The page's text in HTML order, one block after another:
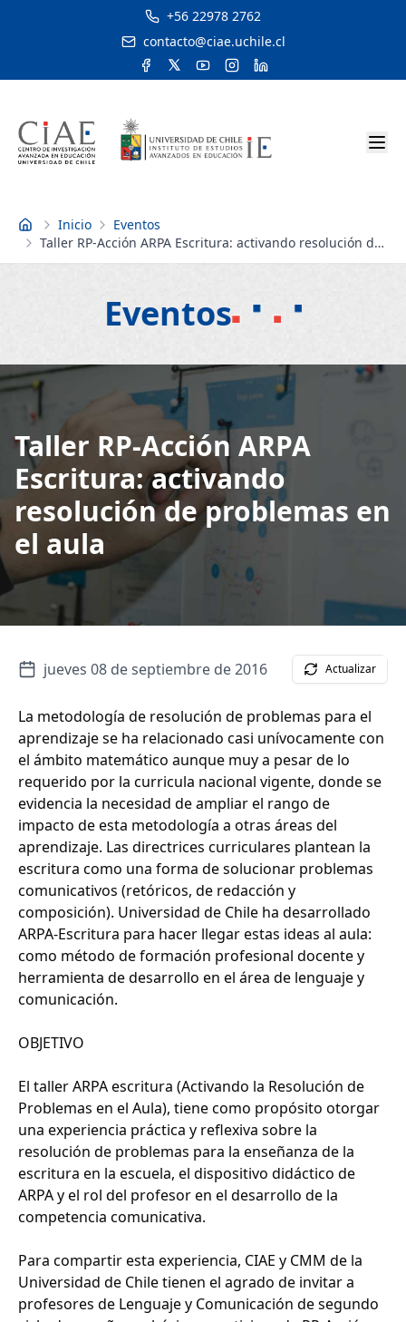
+56 22978 2762
contacto@ciae.uchile.cl
Inicio Inicio
Eventos
Taller RP-Acción ARPA Escritura: activando resolución de
problemas en el aula
Eventos
Taller RP-Acción ARPA
Escritura: activando
resolución de problemas en
el aula
jueves 08 de septiembre de 2016 Actualizar
La metodología de resolución de problemas para el
aprendizaje se ha relacionado casi unívocamente con
el ámbito matemático aunque muy a pesar de lo
requerido por la curricula nacional vigente, donde se
evidencia la necesidad de ampliar el rango de
impacto de esta metodología a otras áreas del
aprendizaje. Las directrices curriculares plantean la
escritura como una forma de solucionar problemas
comunicativos (retóricos, de redacción y
composición). Universidad de Chile ha desarrollado
ARPA-Escritura para hacer llegar estas ideas al aula:
como método de formación profesional docente y
herramienta de desarrollo en el área de lenguaje y
comunicación.
OBJETIVO
El taller ARPA escritura (Activando la Resolución de
Problemas en el Aula), tiene como propósito otorgar
una experiencia práctica y reflexiva sobre la
resolución de problemas para la enseñanza de la
escritura en la escuela, el dispositivo didáctico de
ARPA y el rol del profesor en el desarrollo de la
competencia comunicativa.
Para compartir esta experiencia, CIAE y CMM de la
Universidad de Chile tienen el agrado de invitar a
profesores de Lenguaje y Comunicación de segundo